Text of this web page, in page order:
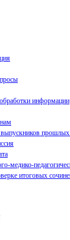
информации
прошлых
медико-
итоговых